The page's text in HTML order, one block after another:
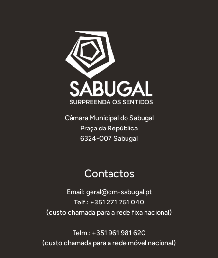
Câmara Municipal do Sabugal
Praça da República
6324-007 Sabugal
Contactos
Email: geral@cm-sabugal.pt
Telf.: +351 271 751 040
(custo chamada para a rede fixa nacional)
Telm.: +351 961 981 620
(custo chamada para a rede móvel nacional)